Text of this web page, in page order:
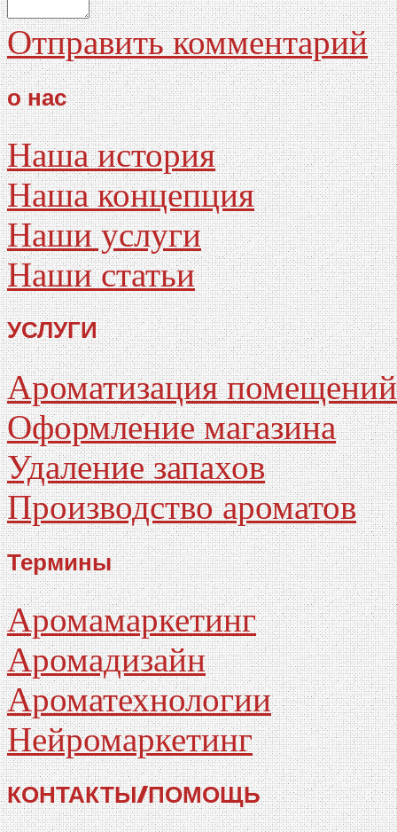
Отправить комментарий
о нас
Наша история
Наша концепция
Наши услуги
Наши статьи
УСЛУГИ
Ароматизация помещений
Оформление магазина
Удаление запахов
Производство ароматов
Термины
Аромамаркетинг
Аромадизайн
Ароматехнологии
Нейромаркетинг
КОНТАКТЫ/ПОМОЩЬ